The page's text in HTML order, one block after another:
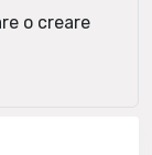
o creare